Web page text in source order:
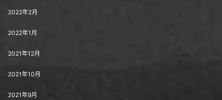
2022年2月
2022年1月
2021年12月
2021年10月
2021年9月